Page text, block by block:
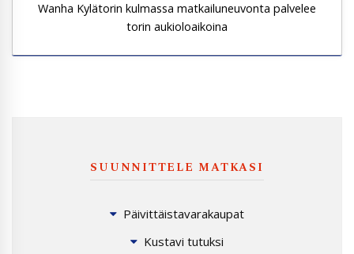
SUUNNITTELE MATKASI
Päivittäistavarakaupat
Kustavi tutuksi
Wanha Kylätorin kulmassa matkailuneuvonta palvelee
torin aukioloaikoina